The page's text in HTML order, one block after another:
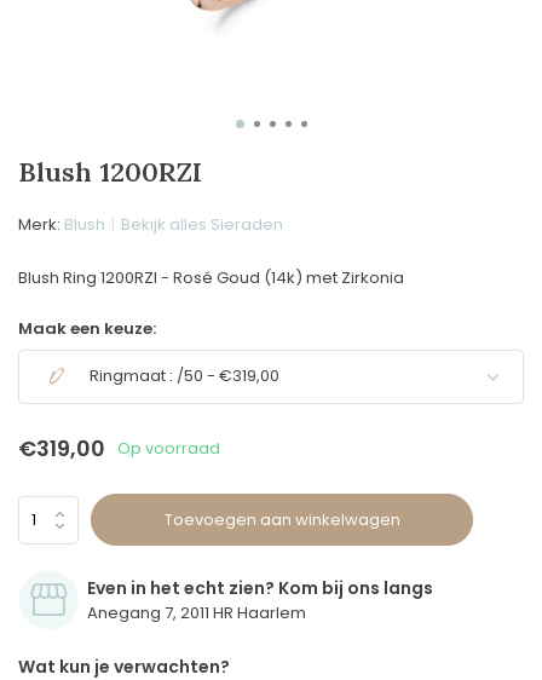
Blush 1200RZI
Merk: Blush Bekijk alles Sieraden
Blush Ring 1200RZI - Rosé Goud (14k) met Zirkonia
Maak een keuze:
Ringmaat : /50 - €319,00
€319,00 Op voorraad
Toevoegen aan winkelwagen
Even in het echt zien? Kom bij ons langs
Anegang 7, 2011 HR Haarlem
Wat kun je verwachten?